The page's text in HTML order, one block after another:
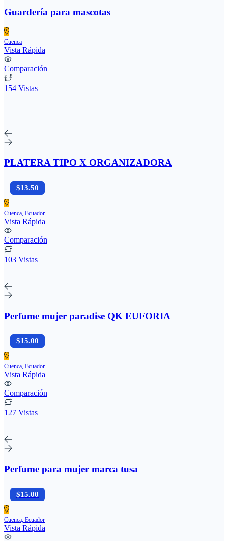
Guardería para mascotas
Cuenca
Vista Rápida
Comparación
154 Vistas
PLATERA TIPO X ORGANIZADORA
$13.50
Cuenca, Ecuador
Vista Rápida
Comparación
103 Vistas
Perfume mujer paradise QK EUFORIA
$15.00
Cuenca, Ecuador
Vista Rápida
Comparación
127 Vistas
Perfume para mujer marca tusa
$15.00
Cuenca, Ecuador
Vista Rápida